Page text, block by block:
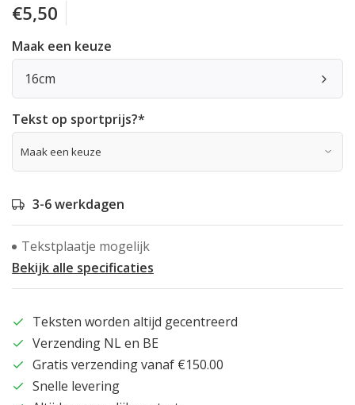
€5,50
Maak een keuze
16cm
Tekst op sportprijs?*
3-6 werkdagen
Tekstplaatje mogelijk
Bekijk alle specificaties
Teksten worden altijd gecentreerd
Verzending NL en BE
Gratis verzending vanaf €150.00
Snelle levering